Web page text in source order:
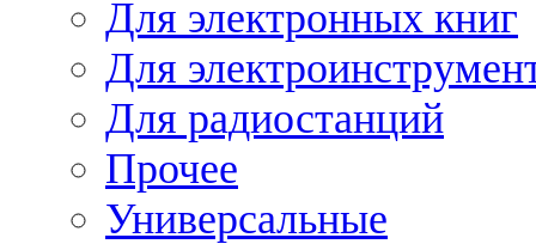
Для электронных книг
Для
Для радиостанций
Прочее
Универсальные